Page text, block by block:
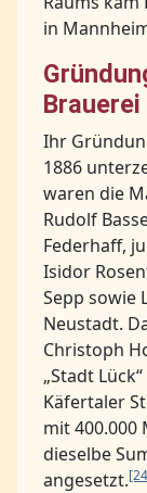
in
Brauerei
Ihr
1886
waren die
Rudolf
Federhaff,
Isidor
Sepp sowie
Neustadt.
Christoph
„Stadt
Käfertaler
mit
dieselbe
angesetzt.